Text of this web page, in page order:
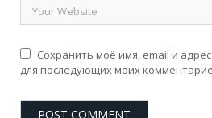
Сохранить моё имя, email и
для последующих моих